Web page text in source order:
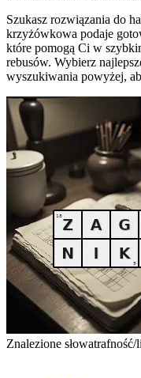
Szukasz rozwiązania do
krzyżówkowa podaje
które pomogą Ci w
rebusów. Wybierz
wyszukiwania powyżej,
Znalezione słowatrafność/